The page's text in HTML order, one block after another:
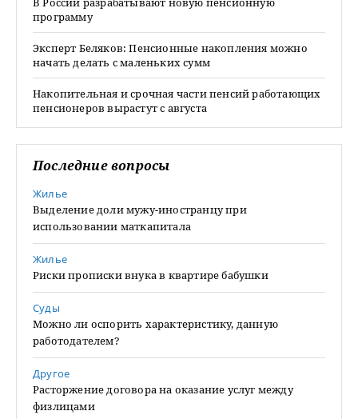
программу
Эксперт Беляков: Пенсионные накопления можно
начать делать с маленьких сумм
Накопительная и срочная части пенсий работающих
пенсионеров вырастут с августа
Последние вопросы
Жилье
Выделение доли мужу-иностранцу при
использовании маткапитала
Жилье
Риски прописки внука в квартире бабушки
Суды
Можно ли оспорить характеристику, данную
работодателем?
Другое
Расторжение договора на оказание услуг между
физлицами